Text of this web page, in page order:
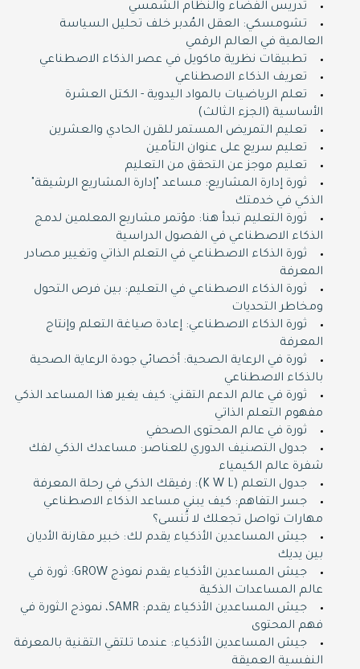
تدريس الفضاء والنظام الشمسي
تشومسكي: العقل المُدبر خلف تحليل السياسة
العالمية في العالم الرقمي
تطبيقات نظرية ماكويل في عصر الذكاء الاصطناعي
تعريف الذكاء الاصطناعي
تعلم الرياضيات بالمواد اليدوية - الكتل العشرة
الأساسية (الجزء الثالث)
تعليم التمريض المستمر للقرن الحادي والعشرين
تعليم سريع على عنوان التأمين
تعليم موجز عن التحقق من التعليم
ثورة إدارة المشاريع: مساعد "إدارة المشاريع الرشيقة"
الذكي في خدمتك
ثورة التعليم تبدأ هنا: مؤتمر مشاريع المعلمين لدمج
الذكاء الاصطناعي في الفصول الدراسية
ثورة الذكاء الاصطناعي في التعلم الذاتي وتغيير مصادر
المعرفة
ثورة الذكاء الاصطناعي في التعليم: بين فرص التحول
ومخاطر التحديات
ثورة الذكاء الاصطناعي: إعادة صياغة التعلم وإنتاج
المعرفة
ثورة في الرعاية الصحية: أخصائي جودة الرعاية الصحية
بالذكاء الاصطناعي
ثورة في عالم الدعم التقني: كيف يغير هذا المساعد الذكي
مفهوم التعلم الذاتي
ثورة في عالم المحتوى الصحفي
جدول التصنيف الدوري للعناصر: مساعدك الذكي لفك
شفرة عالم الكيمياء
جدول التعلم (K W L): رفيقك الذكي في رحلة المعرفة
جسر التفاهم: كيف يبني مساعد الذكاء الاصطناعي
مهارات تواصل تجعلك لا تُنسى؟
جيش المساعدين الأذكياء يقدم لك: خبير مقارنة الأديان
بين يديك
جيش المساعدين الأذكياء يقدم نموذج GROW: ثورة في
عالم المساعدات الذكية
جيش المساعدين الأذكياء يقدم: SAMR، نموذج الثورة في
فهم المحتوى
جيش المساعدين الأذكياء: عندما تلتقي التقنية بالمعرفة
النفسية العميقة